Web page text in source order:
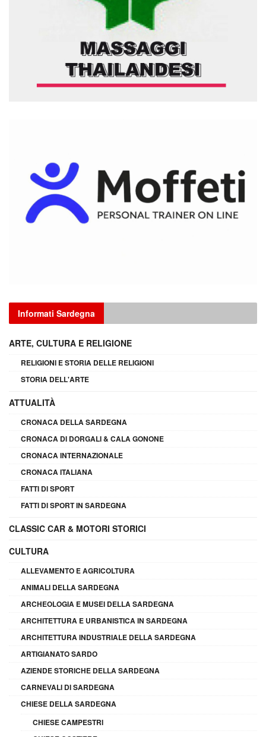
Informati Sardegna
ARTE, CULTURA E RELIGIONE
RELIGIONI E STORIA DELLE RELIGIONI
STORIA DELL'ARTE
ATTUALITÀ
CRONACA DELLA SARDEGNA
CRONACA DI DORGALI & CALA GONONE
CRONACA INTERNAZIONALE
CRONACA ITALIANA
FATTI DI SPORT
FATTI DI SPORT IN SARDEGNA
CLASSIC CAR & MOTORI STORICI
CULTURA
ALLEVAMENTO E AGRICOLTURA
ANIMALI DELLA SARDEGNA
ARCHEOLOGIA E MUSEI DELLA SARDEGNA
ARCHITETTURA E URBANISTICA IN SARDEGNA
ARCHITETTURA INDUSTRIALE DELLA SARDEGNA
ARTIGIANATO SARDO
AZIENDE STORICHE DELLA SARDEGNA
CARNEVALI DI SARDEGNA
CHIESE DELLA SARDEGNA
CHIESE CAMPESTRI